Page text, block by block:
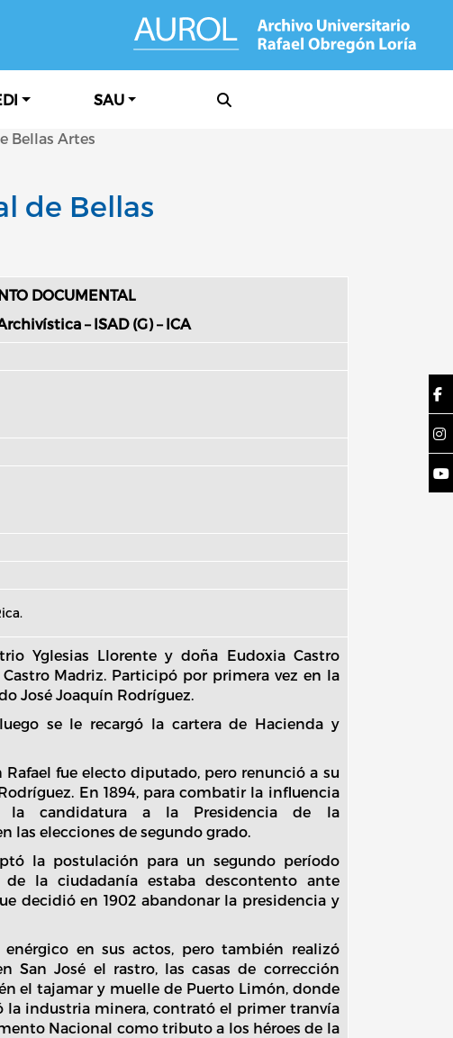
SAU
Bellas Artes
de Bellas
DOCUMENTAL
– ISAD (G) – ICA
Yglesias Llorente y doña Eudoxia Castro
Madriz. Participó por primera vez en la
José Joaquín Rodríguez.
se le recargó la cartera de Hacienda y
fue electo diputado, pero renunció a su
En 1894, para combatir la influencia
candidatura a la Presidencia de la
las elecciones de segundo grado.
la postulación para un segundo período
la ciudadanía estaba descontento ante
decidió en 1902 abandonar la presidencia y
en sus actos, pero también realizó
San José el rastro, las casas de corrección
el tajamar y muelle de Puerto Limón, donde
la industria minera, contrató el primer tranvía
Nacional como tributo a los héroes de la